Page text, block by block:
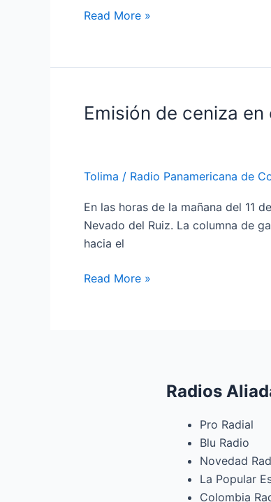
solar
Read More »
Emisión de ceniza
Tolima / Radio Panamericana de
En las horas de la mañana del 11
Nevado del Ruiz. La columna de
hacia el
Emisión
el
Volcán
Nevado
del
Read More »
Radios
Pro Radial
Blu Radio
Novedad
La Popular
Colombia